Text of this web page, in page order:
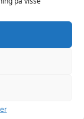
punktet